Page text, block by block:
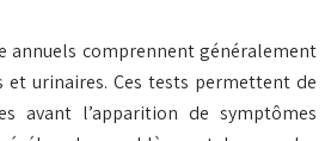
annuels comprennent généralement
et urinaires. Ces tests permettent de
avant l’apparition de symptômes